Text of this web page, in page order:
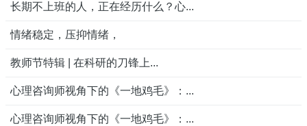
长期不上班的人，正在经历什么？心...
情绪稳定，压抑情绪，
教师节特辑 | 在科研的刀锋上...
心理咨询师视角下的《一地鸡毛》：...
心理咨询师视角下的《一地鸡毛》：...